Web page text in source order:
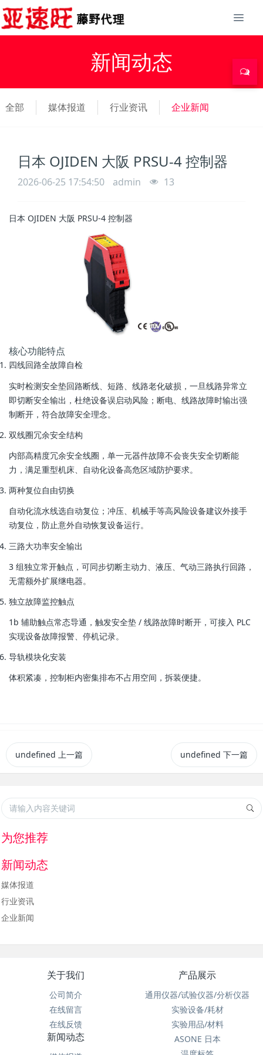
新闻动态
全部 媒体报道 行业资讯 企业新闻
日本 OJIDEN 大阪 PRSU-4 控制器
2026-06-25 17:54:50 admin 13
日本 OJIDEN 大阪 PRSU-4 控制器
核心功能特点
四线回路全故障自检
实时检测安全垫回路断线、短路、线路老化破损 ，一旦线路异常立
即切断安全输出，杜绝设备误启动风险；断电、线路故障时输出强
制断开，符合故障安全理念。
双线圈冗余安全结构
内部高精度冗余安全线圈，单一元器件故障不会丧失安全切断能
力，满足重型机床、自动化设备高危区域防护要求。
两种复位自由切换
自动化流水线选自动复位；冲压、机械手等高风险设备建议外接手
动复位，防止意外自动恢复设备运行。
三路大功率安全输出
3 组独立常开触点，可同步切断主动力、液压、气动三路执行回路，
无需额外扩展继电器。
独立故障监控触点
1b 辅助触点常态导通，触发安全垫 / 线路故障时断开，可接入 PLC
实现设备故障报警、停机记录。
导轨模块化安装
体积紧凑，控制柜内密集排布不占用空间，拆装便捷。
undefined 上一篇 undefined 下一篇
为您推荐
新闻动态
媒体报道
行业资讯
企业新闻
关于我们
公司简介
在线留言
在线反馈
产品展示
通用仪器/试验仪器/分析仪器
实验设备/耗材
实验用品/材料
ASONE 日本
新闻动态